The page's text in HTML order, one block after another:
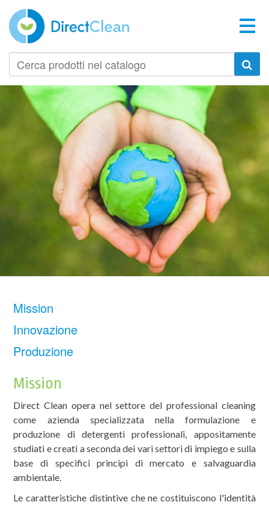
Cerca
prodotti
nel
catalogo
Mission
Innovazione
Produzione
Mission
Direct Clean opera nel settore del professional cleaning
come azienda specializzata nella formulazione e
produzione di detergenti professionali, appositamente
studiati e creati a seconda dei vari settori di impiego e sulla
base di specifici principi di mercato e salvaguardia
ambientale.
Le caratteristiche distintive che ne costituiscono l'identità